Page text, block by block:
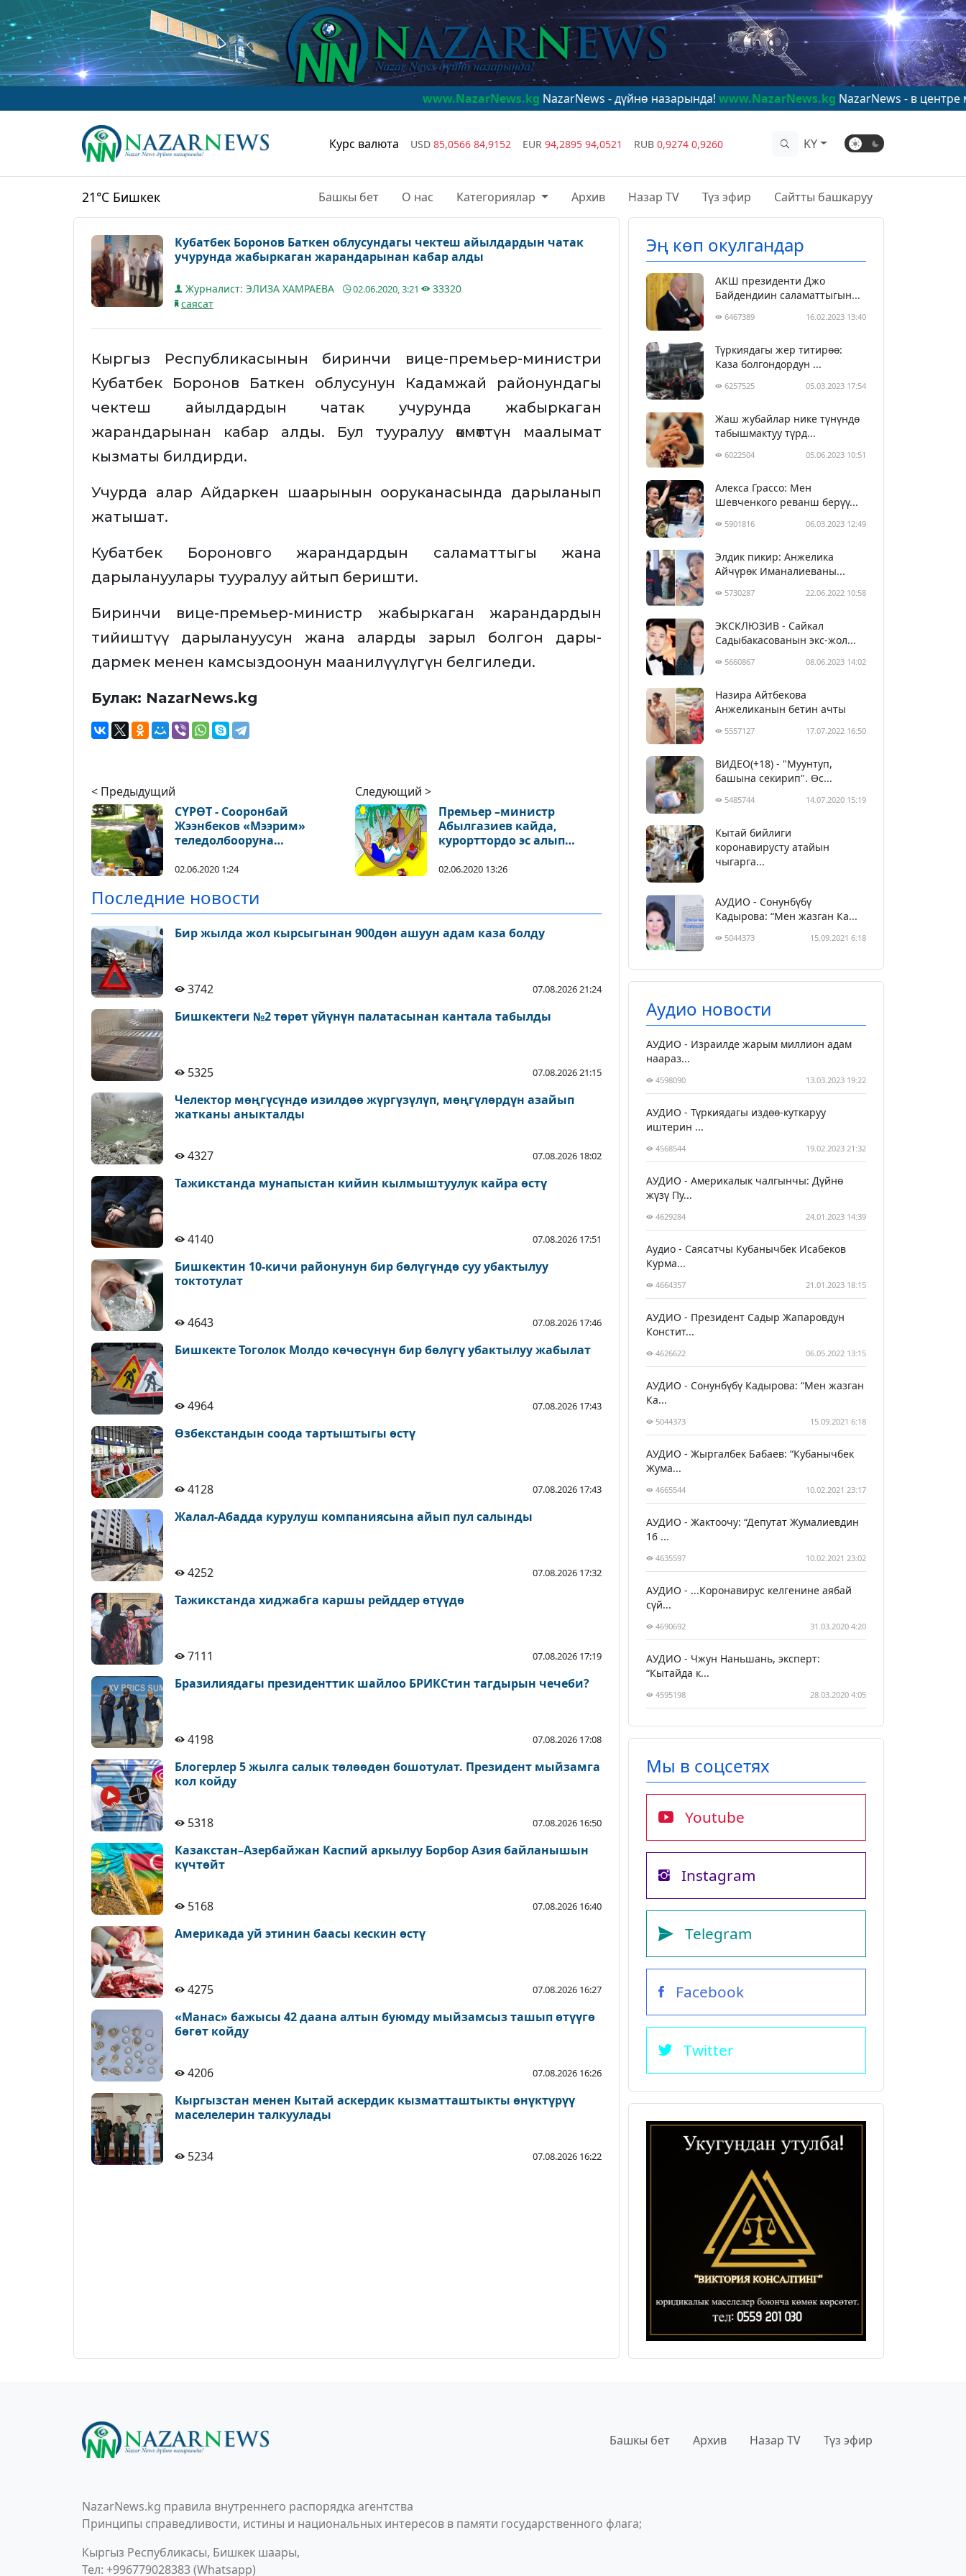
www.NazarNews.kgNazarNews - дүйнө назарында!www.NazarNews.kgNazarNews - в центре мирового
Курс валюта USD 85,0566 84,9152 EUR 94,2895 94,0521 RUB 0,9274 0,9260 KY
21°C Бишкек Башкы бет О нас Категориялар Архив Назар TV Түз эфир Сайтты башкаруу
Кубатбек Боронов Баткен облусундагы чектеш айылдардын чатак
учурунда жабыркаган жарандарынан кабар алды
Журналист: ЭЛИЗА ХАМРАЕВА 02.06.2020, 3:21
33320
саясат
Кыргыз Республикасынын биринчи вице-премьер-министри
Кубатбек Боронов Баткен облусунун Кадамжай районундагы
чектеш айылдардын чатак учурунда жабыркаган
жарандарынан кабар алды. Бул тууралуу өкмөттүн маалымат
кызматы билдирди.
Учурда алар Айдаркен шаарынын ооруканасында дарыланып
жатышат.
Кубатбек Бороновго жарандардын саламаттыгы жана
дарылануулары тууралуу айтып беришти.
Биринчи вице-премьер-министр жабыркаган жарандардын
тийиштүү дарылануусун жана аларды зарыл болгон дары-
дармек менен камсыздоонун маанилүүлүгүн белгиледи.
Булак: NazarNews.kg
< Предыдущий
СҮРӨТ - Сооронбай
Жээнбеков «Мээрим»
теледолбооруна
энелеринен ажыраган
02.06.2020 1:24
Следующий >
Премьер –министр
Абылгазиев кайда,
курорттордо эс алып
02.06.2020 13:26
Последние новости
Бир жылда жол кырсыгынан 900дөн ашуун адам каза болду
3742 07.08.2026 21:24
Бишкектеги №2 төрөт үйүнүн палатасынан кантала табылды
5325 07.08.2026 21:15
Челектор мөңгүсүндө изилдөө жүргүзүлүп, мөңгүлөрдүн азайып
жатканы аныкталды
4327 07.08.2026 18:02
Тажикстанда мунапыстан кийин кылмыштуулук кайра өстү
4140 07.08.2026 17:51
Бишкектин 10-кичи районунун бир бөлүгүндө суу убактылуу
токтотулат
4643 07.08.2026 17:46
Бишкекте Тоголок Молдо көчөсүнүн бир бөлүгү убактылуу жабылат
4964 07.08.2026 17:43
Өзбекстандын соода тартыштыгы өстү
4128 07.08.2026 17:43
Жалал-Абадда курулуш компаниясына айып пул салынды
4252 07.08.2026 17:32
Тажикстанда хиджабга каршы рейддер өтүүдө
7111 07.08.2026 17:19
Бразилиядагы президенттик шайлоо БРИКСтин тагдырын чечеби?
4198 07.08.2026 17:08
Блогерлер 5 жылга салык төлөөдөн бошотулат. Президент мыйзамга
кол койду
5318 07.08.2026 16:50
Казакстан–Азербайжан Каспий аркылуу Борбор Азия байланышын
күчтөйт
5168 07.08.2026 16:40
Америкада уй этинин баасы кескин өстү
4275 07.08.2026 16:27
«Манас» бажысы 42 даана алтын буюмду мыйзамсыз ташып өтүүгө
бөгөт койду
4206 07.08.2026 16:26
Кыргызстан менен Кытай аскердик кызматташтыкты өнүктүрүү
маселелерин талкуулады
5234 07.08.2026 16:22
Эң көп окулгандар
АКШ президенти Джо
Байдендиин саламаттыгын...
6467389 16.02.2023 13:40
Түркиядагы жер титирөө:
Каза болгондордун ...
6257525 05.03.2023 17:54
Жаш жубайлар нике түнүндө
табышмактуу түрд...
6022504 05.06.2023 10:51
Алекса Грассо: Мен
Шевченкого реванш берүү...
5901816 06.03.2023 12:49
Элдик пикир: Анжелика
Айчүрөк Иманалиеваны...
5730287 22.06.2022 10:58
ЭКСКЛЮЗИВ - Сайкал
Садыбакасованын экс-жол...
5660867 08.06.2023 14:02
Назира Айтбекова
Анжеликанын бетин ачты
5557127 17.07.2022 16:50
ВИДЕО(+18) - "Муунтуп,
башына секирип". Өс...
5485744 14.07.2020 15:19
Кытай бийлиги
коронавирусту атайын
чыгарга...
АУДИО - Сонунбүбү
Кадырова: “Мен жазган Ка...
5044373 15.09.2021 6:18
Аудио новости
АУДИО - Израилде жарым миллион адам
наараз...
4598090 13.03.2023 19:22
АУДИО - Түркиядагы издөө-куткаруу
иштерин ...
4568544 19.02.2023 21:32
АУДИО - Америкалык чалгынчы: Дүйнө
жүзү Пу...
4629284 24.01.2023 14:39
Аудио - Саясатчы Кубанычбек Исабеков
Курма...
4664357 21.01.2023 18:15
АУДИО - Президент Садыр Жапаровдун
Констит...
4626622 06.05.2022 13:15
АУДИО - Сонунбүбү Кадырова: “Мен жазган
Ка...
5044373 15.09.2021 6:18
АУДИО - Жыргалбек Бабаев: “Кубанычбек
Жума...
4665544 10.02.2021 23:17
АУДИО - Жактоочу: “Депутат Жумалиевдин
16 ...
4635597 10.02.2021 23:02
АУДИО - ...Коронавирус келгенине аябай
сүй...
4690692 31.03.2020 4:20
АУДИО - Чжун Наньшань, эксперт:
“Кытайда к...
4595198 28.03.2020 4:05
Мы в соцсетях
Youtube
Instagram
Telegram
Facebook
Twitter
Башкы бет Архив Назар TV Түз эфир
NazarNews.kg правила внутреннего распорядка агентства
Принципы справедливости, истины и национальных интересов в памяти государственного флага;
Кыргыз Республикасы, Бишкек шаары,
Тел: +996779028383 (Whatsapp)